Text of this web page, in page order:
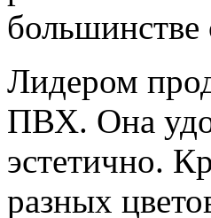
большинстве
Лидером
ПВХ. Она
эстетично.
разных